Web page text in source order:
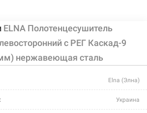
ELNA Полотенцесушитель
с РЕГ Каскад-9
нержавеющая сталь
Elna (Элна)
Украина